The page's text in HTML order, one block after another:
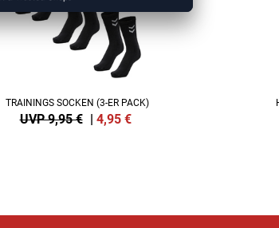
TRAININGS SOCKEN (3-ER PACK)
UVP 9,95 € | 4,95 €